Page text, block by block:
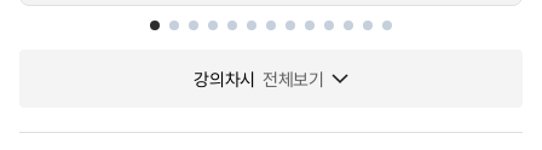
강의차시 전체보기